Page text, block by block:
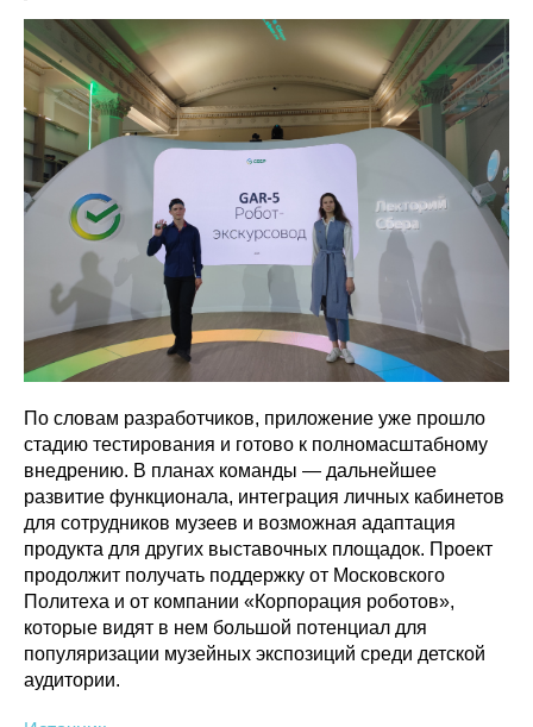
По словам разработчиков, приложение уже прошло
стадию тестирования и готово к полномасштабному
внедрению. В планах команды — дальнейшее
развитие функционала, интеграция личных кабинетов
для сотрудников музеев и возможная адаптация
продукта для других выставочных площадок. Проект
продолжит получать поддержку от Московского
Политеха и от компании «Корпорация роботов»,
которые видят в нем большой потенциал для
популяризации музейных экспозиций среди детской
аудитории.
© 2015-2026 НАУРР. Все права защищены. При использовании материалов
ссылка на ROBOTUNION.RU — обязательна
© 2015-2026 НАУРР. Все права защищены.
При использовании материалов ссылка на ROBOTUNION.RU — обязательна